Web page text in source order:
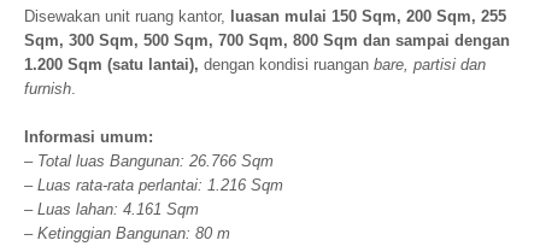
Disewakan unit ruang kantor,
luasan mulai 150 Sqm, 200 Sqm, 255
Sqm, 300 Sqm, 500 Sqm, 700 Sqm, 800 Sqm dan sampai dengan
1.200 Sqm (satu lantai), dengan kondisi ruangan bare, partisi dan
furnish
Informasi umum:
– Total luas Bangunan: 26.766 Sqm
– Luas rata-rata perlantai: 1.216 Sqm
– Luas lahan: 4.161 Sqm
– Ketinggian Bangunan: 80 m